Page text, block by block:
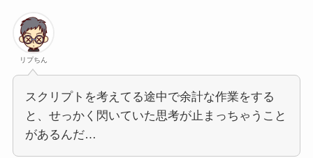
リプちん
スクリプトを考えてる途中で余計な作業をする
と、せっかく閃いていた思考が止まっちゃうこと
があるんだ…